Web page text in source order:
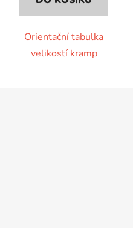
Orientační tabulka
velikostí kramp